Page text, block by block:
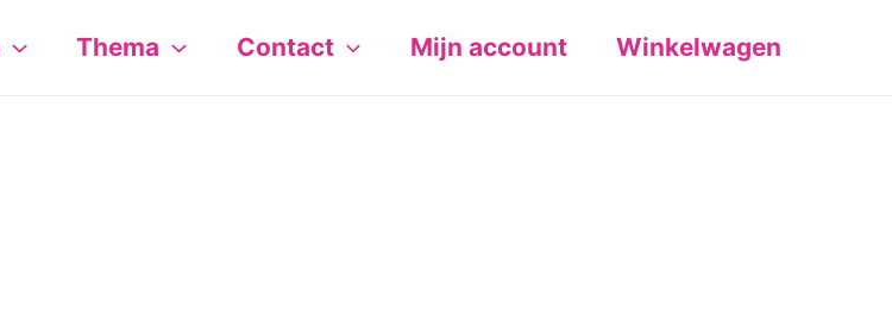
Thema Contact Mijn account Winkelwagen